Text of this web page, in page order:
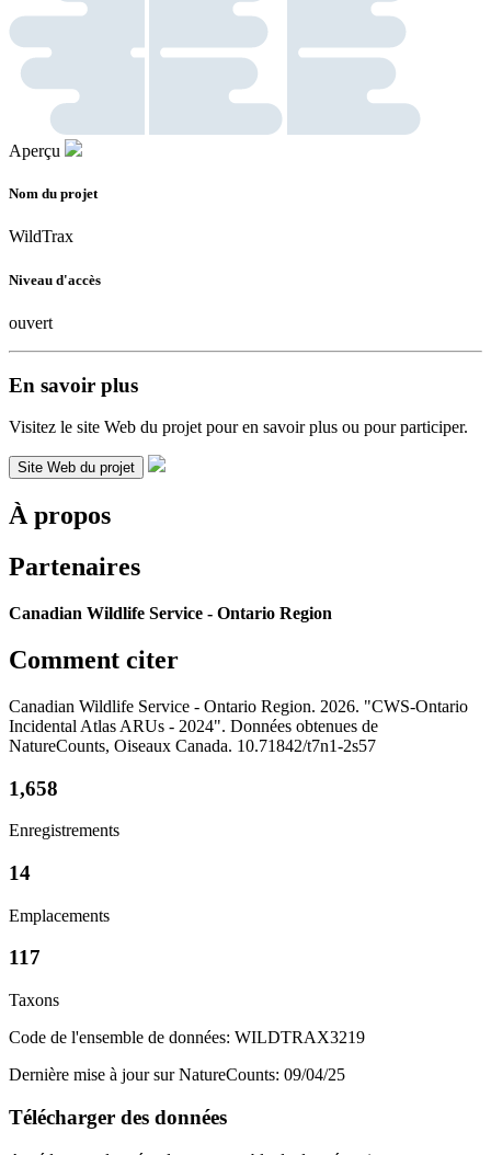
Aperçu
Nom du projet
WildTrax
Niveau d'accès
ouvert
En savoir plus
Visitez le site Web du projet pour en savoir plus ou pour participer.
Site Web du projet
À propos
Partenaires
Canadian Wildlife Service - Ontario Region
Comment citer
Canadian Wildlife Service - Ontario Region. 2026. "CWS-Ontario
Incidental Atlas ARUs - 2024". Données obtenues de
NatureCounts, Oiseaux Canada. 10.71842/t7n1-2s57
1,658
Enregistrements
14
Emplacements
117
Taxons
Code de l'ensemble de données: WILDTRAX3219
Dernière mise à jour sur NatureCounts: 09/04/25
Télécharger des données